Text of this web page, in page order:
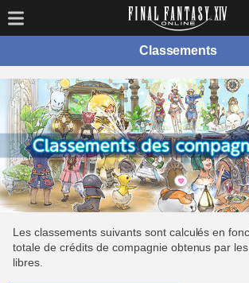
Classements
Les classements suivants sont calculés en
totale de crédits de compagnie obtenus par
libres.